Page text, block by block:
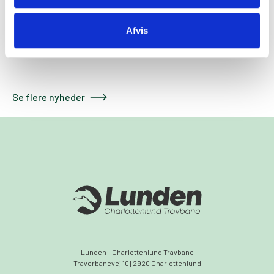
Afvis
Se flere nyheder
Lunden - Charlottenlund Travbane
Traverbanevej 10 | 2920 Charlottenlund